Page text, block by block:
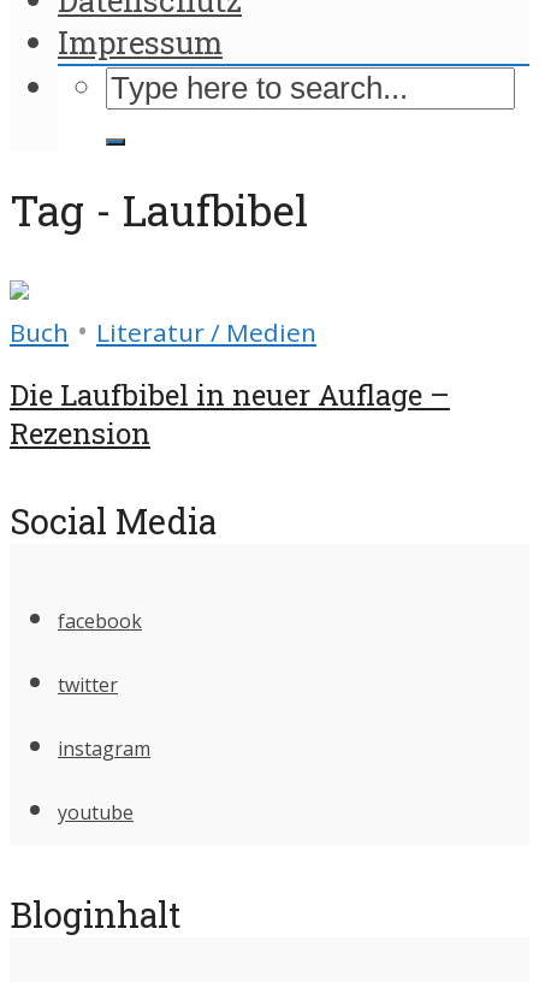
Impressum
Tag - Laufbibel
Buch • Literatur / Medien
Die Laufbibel in neuer Auflage –
Rezension
Social Media
facebook
twitter
instagram
youtube
Bloginhalt